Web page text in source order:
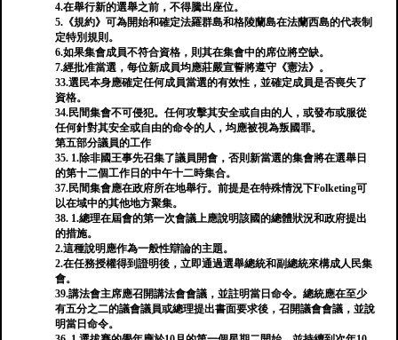
4.在舉行新的選舉之前，不得騰出座位。
5.《規約》可為開始和確定法羅群島和格陵蘭島在法蘭西島的代表制
定特別規則。
6.如果集會成員不符合資格，則其在集會中的席位將空缺。
7.經批准當選，每位新成員均應莊嚴宣誓將遵守《憲法》。
33.選民本身應確定任何成員當選的有效性，並確定成員是否喪失了
資格。
34.民間集會不可侵犯。任何攻擊其安全或自由的人，或發布或服從
任何針對其安全或自由的命令的人，均應被視為叛國罪。
第五部分議員的工作
35. 1.除非國王事先召集了議員開會，否則新當選的集會將在選舉日
的第十二個工作日的中午十二時集合。
37.民間集會應在政府所在地舉行。前提是在特殊情況下Folketing可
以在域中的其他地方聚集。
38. 1.總理在屆會的第一次會議上應說明該國的總體狀況和政府提出
的措施。
2.這種說明應作為一般性辯論的主題。
2.在任務授權得到證明後，立即通過選舉總統和副總統來構成人民集
會。
39.講法會主席應召開講法會會議，並註明當日命令。總統應在至少
有五分之二的議會議員或總理提出書面要求後，召開議會會議，並說
明當日命令。